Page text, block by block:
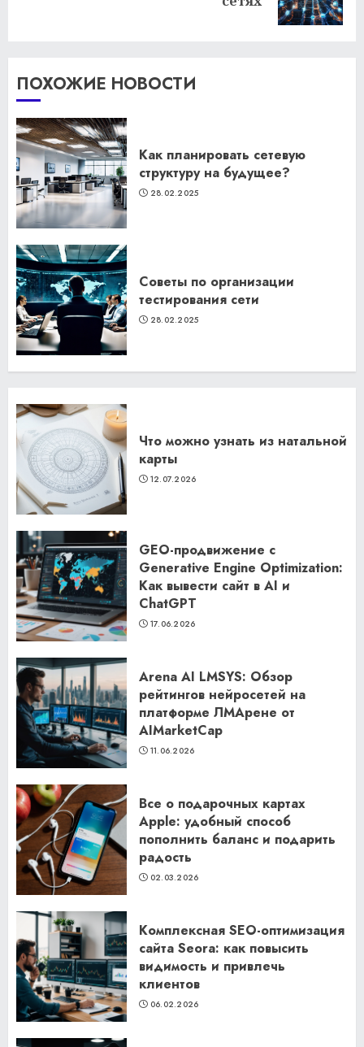
ПОХОЖИЕ НОВОСТИ
Как планировать сетевую
структуру на будущее?
28.02.2025
Советы по организации
тестирования сети
28.02.2025
Что можно узнать из натальной
карты
12.07.2026
GEO-продвижение с
Generative Engine Optimization:
Как вывести сайт в AI и
ChatGPT
17.06.2026
Arena AI LMSYS: Обзор
рейтингов нейросетей на
платформе ЛМАрене от
AIMarketCap
11.06.2026
Все о подарочных картах
Apple: удобный способ
пополнить баланс и подарить
радость
02.03.2026
Комплексная SEO-оптимизация
сайта Seora: как повысить
видимость и привлечь
клиентов
06.02.2026